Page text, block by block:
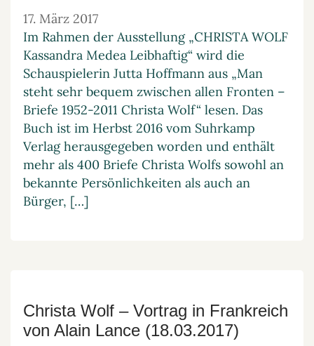
17. März 2017
Im Rahmen der Ausstellung „CHRISTA WOLF
Kassandra Medea Leibhaftig“ wird die
Schauspielerin Jutta Hoffmann aus „Man
steht sehr bequem zwischen allen Fronten –
Briefe 1952-2011 Christa Wolf“ lesen. Das
Buch ist im Herbst 2016 vom Suhrkamp
Verlag herausgegeben worden und enthält
mehr als 400 Briefe Christa Wolfs sowohl an
bekannte Persönlichkeiten als auch an
Bürger, […]
Christa Wolf – Vortrag in Frankreich
von Alain Lance (18.03.2017)